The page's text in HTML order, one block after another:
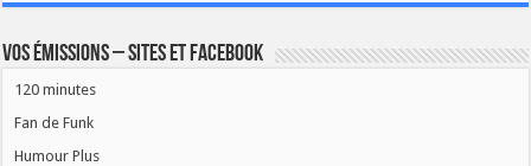
Vos émissions – Sites et Facebook
120 minutes
Fan de Funk
Humour Plus